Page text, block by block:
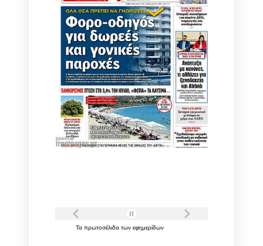
Τα πρωτοσέλιδα των εφημερίδων